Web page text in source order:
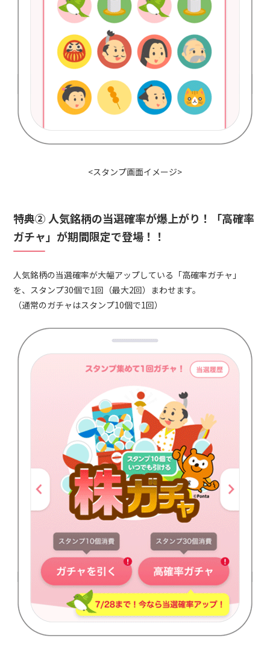
<スタンプ画面イメージ>
特典② 人気銘柄の当選確率が爆上がり！「高確率
ガチャ」が期間限定で登場！！
人気銘柄の当選確率が大幅アップしている「高確率ガチャ」
を、スタンプ30個で1回（最大2回）まわせます。
（通常のガチャはスタンプ10個で1回）